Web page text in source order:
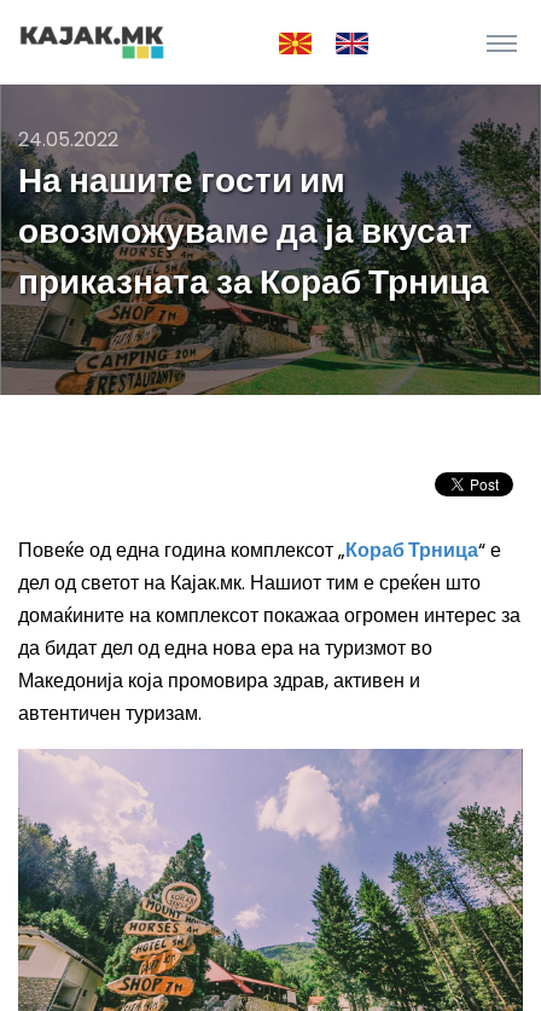
24.05.2022
На нашите гости им
овозможуваме да ја вкусат
приказната за Кораб Трница
Повеќе од една година комплексот „Кораб Трница“ е
дел од светот на Кајак.мк. Нашиот тим е среќен што
домаќините на комплексот покажаа огромен интерес за
да бидат дел од една нова ера на туризмот во
Македонија која промовира здрав, активен и
автентичен туризам.